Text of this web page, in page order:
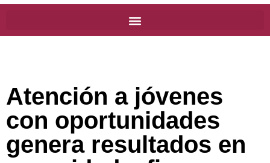
Atención a jóvenes
con oportunidades
genera resultados en